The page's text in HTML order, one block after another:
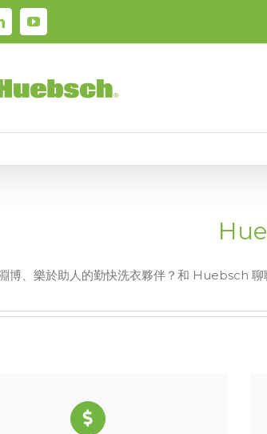
YouTube
博、樂於助人的勤快洗衣夥伴？和 Huebsch 聊